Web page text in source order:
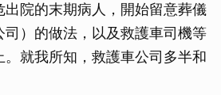
院的末期病人，開始留意葬儀
）的做法，以及救護車司機等
就我所知，救護車公司多半和